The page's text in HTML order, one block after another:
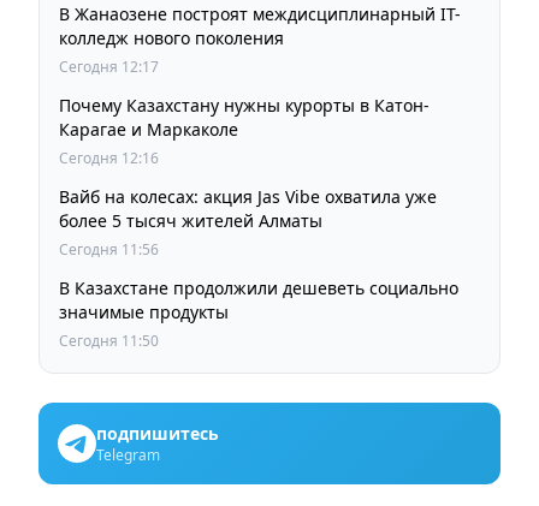
В Жанаозене построят междисциплинарный IT-
колледж нового поколения
Сегодня 12:17
Почему Казахстану нужны курорты в Катон-
Карагае и Маркаколе
Сегодня 12:16
Вайб на колесах: акция Jas Vibe охватила уже
более 5 тысяч жителей Алматы
Сегодня 11:56
В Казахстане продолжили дешеветь социально
значимые продукты
Сегодня 11:50
подпишитесь
Telegram